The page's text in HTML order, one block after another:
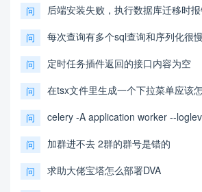
问 后端安装失败，执行数据库迁移时
问 每次查询有多个sql查询和序列化很
问 定时任务插件返回的接口内容为空
问 在tsx文件里生成一个下拉菜单应该
问 celery -A application worker --
问 加群进不去 2群的群号是错的
问 求助大佬宝塔怎么部署DVA